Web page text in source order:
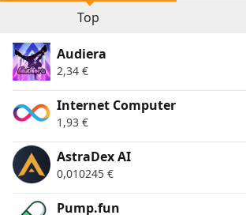
Top
Audiera
2,34 €
Internet Computer
1,93 €
AstraDex AI
0,010245 €
Pump.fun